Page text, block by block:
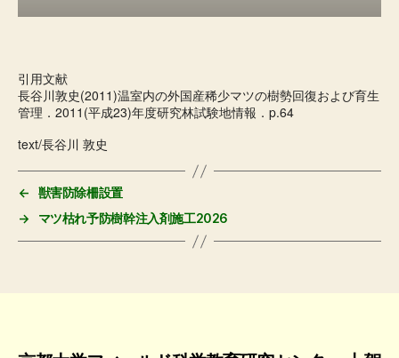
引用文献
長谷川敦史(2011)温室内の外国産稀少マツの樹勢回復および育生
管理．2011(平成23)年度研究林試験地情報．p.64
text/長谷川 敦史
←
獣害防除柵設置
→
マツ枯れ予防樹幹注入剤施工2026